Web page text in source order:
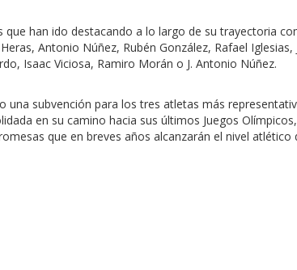
han ido destacando a lo largo de su trayectoria
Antonio Núñez, Rubén González, Rafael Iglesias,
Isaac Viciosa, Ramiro Morán o J. Antonio Núñez.
una subvención para los tres atletas más
en su camino hacia sus últimos Juegos
que en breves años alcanzarán el nivel